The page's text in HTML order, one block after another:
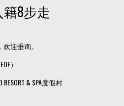
8步走
迎垂询。
）
RESORT & SPA度假村